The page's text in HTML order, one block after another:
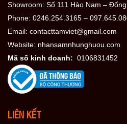
Showroom: Số 111 Hào Nam –
Phone: 0246.254.3165 –
Email: contacttamviet@gmail.com
Website: nhansamnhunghuou.com
Mã số kinh doanh: 0106831452
LIÊN KẾT